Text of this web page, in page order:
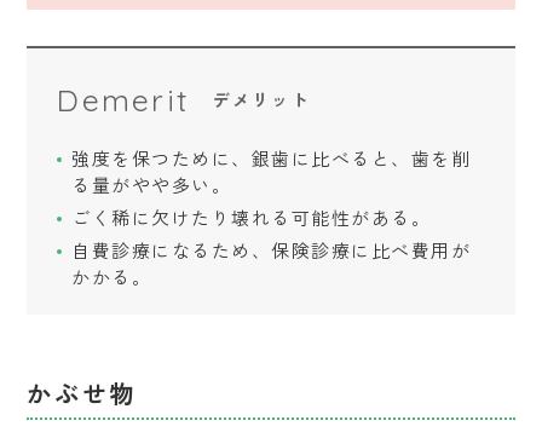
Demerit デメリット
強度を保つために、銀歯に比べると、歯を削
る量がやや多い。
ごく稀に欠けたり壊れる可能性がある。
自費診療になるため、保険診療に比べ費用が
かかる。
かぶせ物